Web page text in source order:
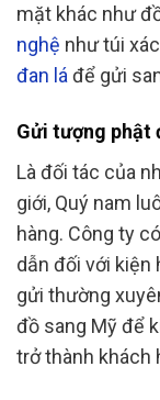
mặt khác như
nghệ như túi
đan lá để gửi
Gửi tượng phật
Là đối tác của
giới, Quý nam
hàng. Công ty
dẫn đối với kiện
gửi thường
đồ sang Mỹ để
trở thành khách